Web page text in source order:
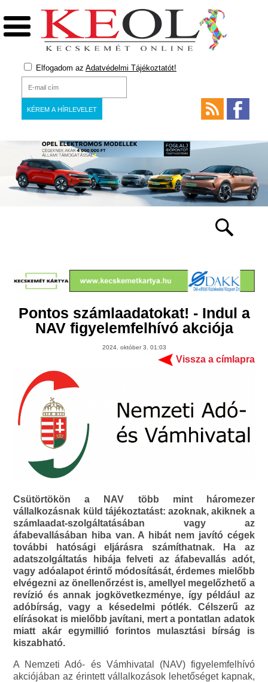
Elfogadom az Adatvédelmi Tájékoztatót!
Pontos számlaadatokat! - Indul a
NAV figyelemfelhívó akciója
2024. október 3. 01:03
Vissza a címlapra
Csütörtökön a NAV több mint háromezer
vállalkozásnak küld tájékoztatást: azoknak, akiknek a
számlaadat-szolgáltatásában vagy az
áfabevallásában hiba van. A hibát nem javító cégek
további hatósági eljárásra számíthatnak. Ha az
adatszolgáltatás hibája felveti az áfabevallás adót,
vagy adóalapot érintő módosítását, érdemes mielőbb
elvégezni az önellenőrzést is, amellyel megelőzhető a
revízió és annak jogkövetkezménye, így például az
adóbírság, vagy a késedelmi pótlék. Célszerű az
elírásokat is mielőbb javítani, mert a pontatlan adatok
miatt akár egymillió forintos mulasztási bírság is
kiszabható.
A Nemzeti Adó- és Vámhivatal (NAV) figyelemfelhívó
akciójában az érintett vállalkozások lehetőséget kapnak,